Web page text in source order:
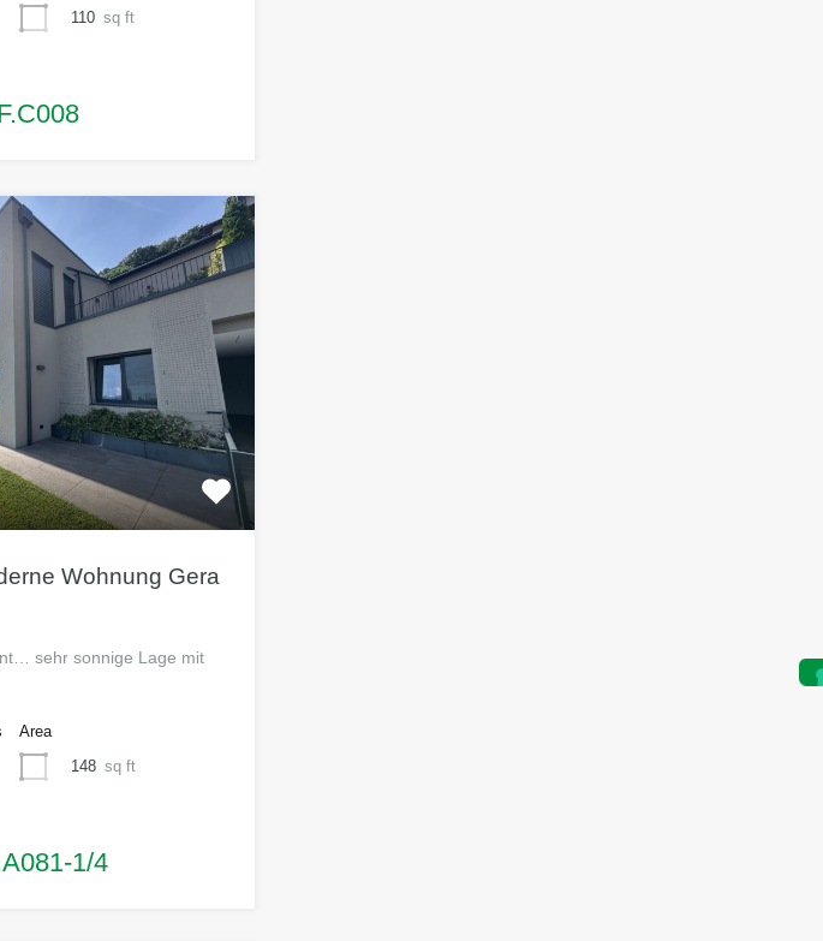
110 sq ft
Wohnung Gera
sehr sonnige Lage mit
Area
148 sq ft
1/4